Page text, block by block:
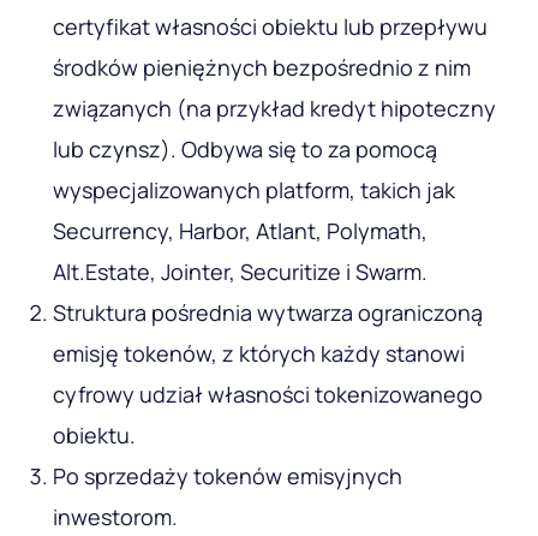
certyfikat własności obiektu lub przepływu
środków pieniężnych bezpośrednio z nim
związanych (na przykład kredyt hipoteczny
lub czynsz). Odbywa się to za pomocą
wyspecjalizowanych platform, takich jak
Securrency, Harbor, Atlant, Polymath,
Alt.Estate, Jointer, Securitize i Swarm.
Struktura pośrednia wytwarza ograniczoną
emisję tokenów, z których każdy stanowi
cyfrowy udział własności tokenizowanego
obiektu.
Po sprzedaży tokenów emisyjnych
inwestorom.